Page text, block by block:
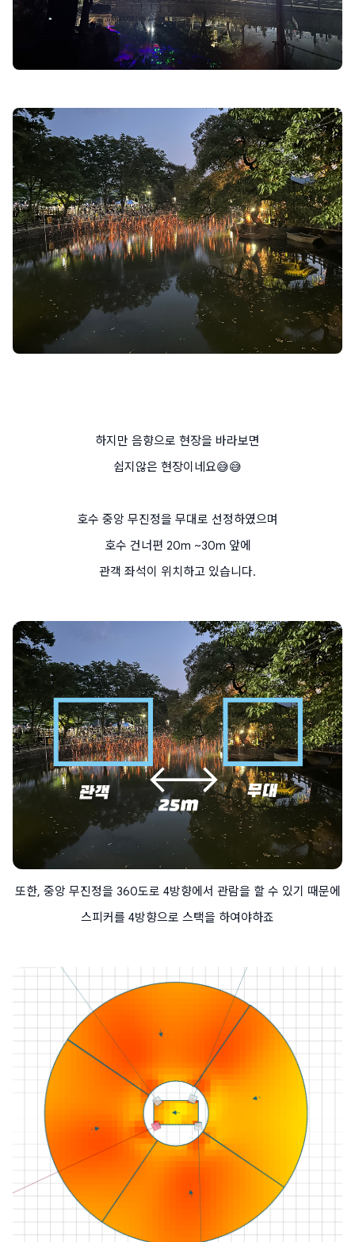
하지만 음향으로 현장을 바라보면
쉽지않은 현장이네요😅😅
호수 중앙 무진정을 무대로 선정하였으며
호수 건너편 20m ~30m 앞에
관객 좌석이 위치하고 있습니다.
또한, 중앙 무진정을 360도로 4방향에서 관람을 할 수 있기 때문에
스피커를 4방향으로 스택을 하여야하죠